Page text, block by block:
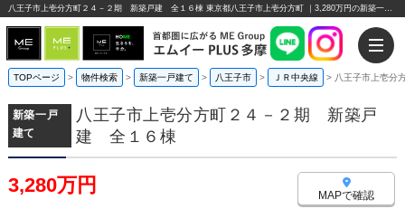
八王子市上壱分方町２４－２期 新築戸建 全１６棟 東京都八王子市上壱分方町 ｜3,280万円の新築一戸建て｜エムイーPLUS多摩
TOPページ > 物件検索 > 新築一戸建て > 八王子市 > ＪＲ中央線 > 八王子市上壱
新築一戸
建て
八王子市上壱分方町２４－２期 新築戸
建 全１６棟
3,280万円 MAPで確認